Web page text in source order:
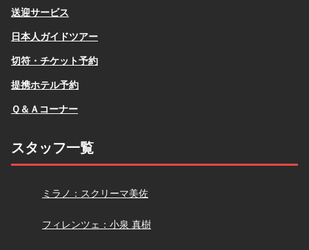
送迎サービス
日本人ガイドツアー
切符・チケット予約
提携ホテル予約
Ｑ＆Ａコーナー
スタッフ一覧
スクリーマ
ミラノ：スクリーマ美佐
小泉
フィレンツェ：小泉 真樹